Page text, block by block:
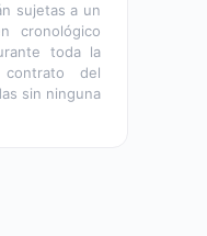
sujetas a un
cronológico
toda la
del
sin ninguna